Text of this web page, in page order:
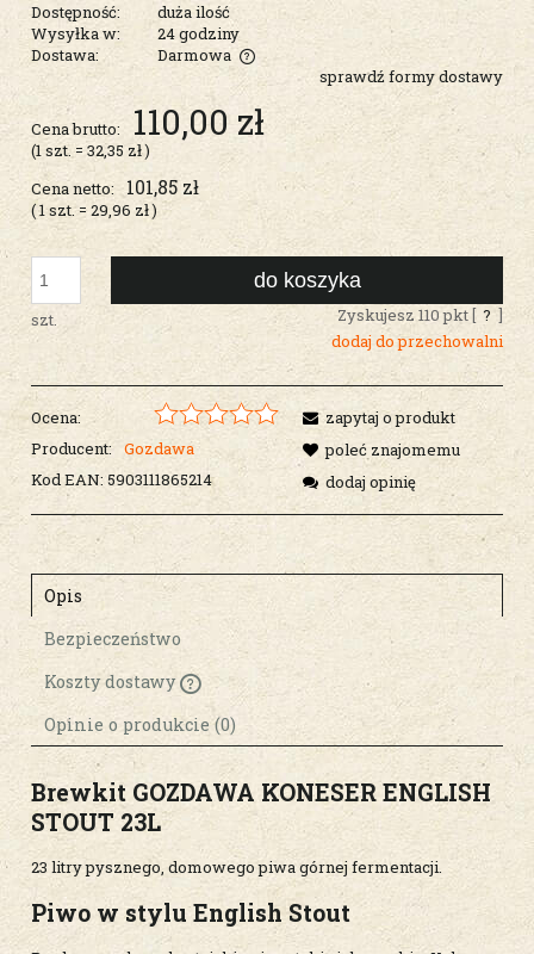
Dostępność:
duża ilość
Wysyłka w:
24 godziny
Dostawa:
Darmowa
Cena nie zawiera ewentualnych kosztów płatności
sprawdź formy dostawy
Cena brutto: 110,00 zł
(1szt.= 32,35 zł)
Cena netto:
101,85 zł
( 1szt.= 29,96 zł)
szt.
do koszyka
Zyskujesz 110pkt [ ? ]
dodaj do przechowalni
Ocena:
Producent:
Gozdawa
Kod EAN: 5903111865214
zapytaj o produkt
poleć znajomemu
dodaj opinię
Opis
Bezpieczeństwo
Koszty dostawy
Cena nie zawiera ewentualnych kosztów
płatności
Opinie o produkcie (0)
Brewkit GOZDAWA KONESER ENGLISH
STOUT 23L
23 litry pysznego, domowego piwa górnej fermentacji.
Piwo w stylu English Stout